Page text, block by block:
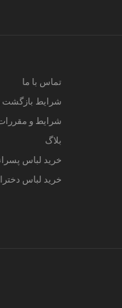
تماس با ما
شرایط بازگشت
شرایط و
بلاگ
خرید لباس
خرید لباس